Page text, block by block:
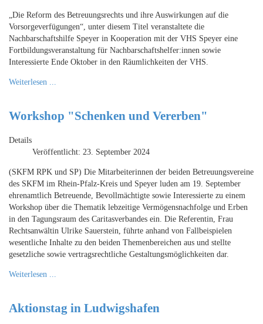
„Die Reform des Betreuungsrechts und ihre Auswirkungen auf die
Vorsorgeverfügungen“, unter diesem Titel veranstaltete die
Nachbarschaftshilfe Speyer in Kooperation mit der VHS Speyer eine
Fortbildungsveranstaltung für Nachbarschaftshelfer:innen sowie
Interessierte Ende Oktober in den Räumlichkeiten der VHS.
Weiterlesen ...
Workshop "Schenken und Vererben"
Details
Veröffentlicht: 23. September 2024
(SKFM RPK und SP) Die Mitarbeiterinnen der beiden Betreuungsvereine
des SKFM im Rhein-Pfalz-Kreis und Speyer luden am 19. September
ehrenamtlich Betreuende, Bevollmächtigte sowie Interessierte zu einem
Workshop über die Thematik lebzeitige Vermögensnachfolge und Erben
in den Tagungsraum des Caritasverbandes ein. Die Referentin, Frau
Rechtsanwältin Ulrike Sauerstein, führte anhand von Fallbeispielen
wesentliche Inhalte zu den beiden Themenbereichen aus und stellte
gesetzliche sowie vertragsrechtliche Gestaltungsmöglichkeiten dar.
Weiterlesen ...
Aktionstag in Ludwigshafen